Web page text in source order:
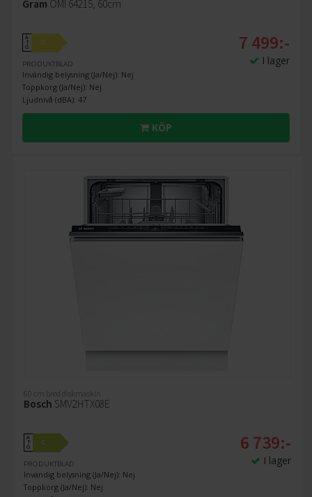
Gram OMI 64215, 60cm
A
↑
G
D
PRODUKTBLAD
Invändig belysning (Ja/Nej): Nej
Toppkorg (Ja/Nej): Nej
Ljudnivå (dBA): 47
7 499:-
I lager
KÖP
60 cm bred diskmaskin
Bosch SMV2HTX08E
A
↑
G
C
PRODUKTBLAD
Invändig belysning (Ja/Nej): Nej
Toppkorg (Ja/Nej): Nej
6 739:-
I lager